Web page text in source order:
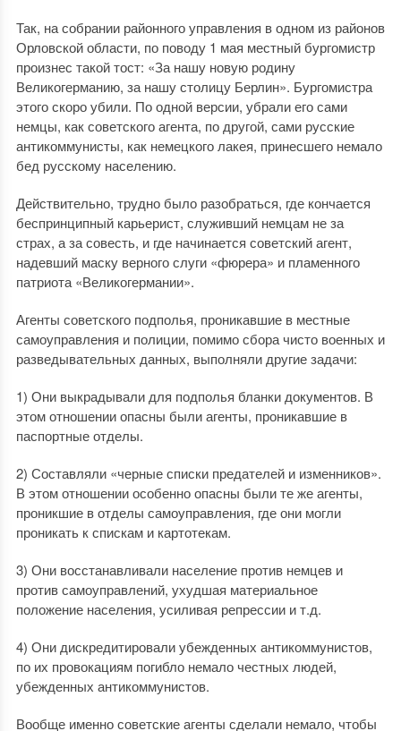
Так, на собрании районного управления в одном из районов
Орловской области, по поводу 1 мая местный бургомистр
произнес такой тост: «За нашу новую родину
Великогерманию, за нашу столицу Берлин». Бургомистра
этого скоро убили. По одной версии, убрали его сами
немцы, как советского агента, по другой, сами русские
антикоммунисты, как немецкого лакея, принесшего немало
бед русскому населению.
Действительно, трудно было разобраться, где кончается
беспринципный карьерист, служивший немцам не за
страх, а за совесть, и где начинается советский агент,
надевший маску верного слуги «фюрера» и пламенного
патриота «Великогермании».
Агенты советского подполья, проникавшие в местные
самоуправления и полиции, помимо сбора чисто военных и
разведывательных данных, выполняли другие задачи:
1) Они выкрадывали для подполья бланки документов. В
этом отношении опасны были агенты, проникавшие в
паспортные отделы.
2) Составляли «черные списки предателей и изменников».
В этом отношении особенно опасны были те же агенты,
проникшие в отделы самоуправления, где они могли
проникать к спискам и картотекам.
3) Они восстанавливали население против немцев и
против самоуправлений, ухудшая материальное
положение населения, усиливая репрессии и т.д.
4) Они дискредитировали убежденных антикоммунистов,
по их провокациям погибло немало честных людей,
убежденных антикоммунистов.
Вообще именно советские агенты сделали немало, чтобы